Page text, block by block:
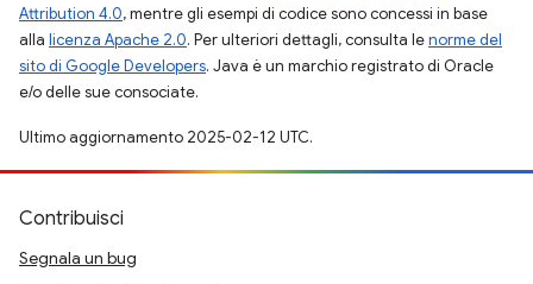
Attribution 4.0, mentre gli esempi di codice sono concessi in base
alla licenza Apache 2.0. Per ulteriori dettagli, consulta lenorme del
sito di Google Developers. Java è un marchio registrato di Oracle
e/o delle sue consociate.
Ultimo aggiornamento 2025-02-12 UTC.
Contribuisci
Segnala un bug